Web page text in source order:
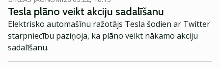
Tesla plāno veikt akciju sadalīšanu
Elektrisko automašīnu ražotājs Tesla šodien ar Twitter
starpniecību paziņoja, ka plāno veikt nākamo akciju
sadalīšanu.